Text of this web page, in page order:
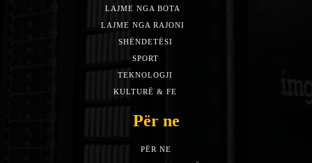
LAJME NGA BOTA
LAJME NGA RAJONI
SHËNDETËSI
SPORT
TEKNOLOGJI
KULTURË & FE
Për ne
PËR NE